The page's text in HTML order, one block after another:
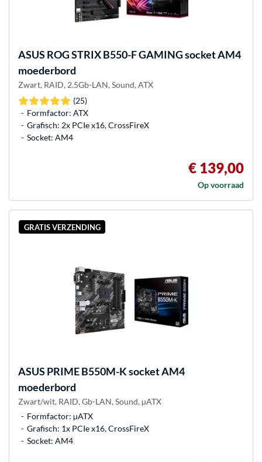
ASUS ROG STRIX B550-F GAMING socket AM4
moederbord
Zwart, RAID, 2.5Gb-LAN, Sound, ATX
(25)
Formfactor: ATX
Grafisch: 2x PCIe x16, CrossFireX
Socket: AM4
€ 139,00
Op voorraad
GRATIS VERZENDING
ASUS PRIME B550M-K socket AM4
moederbord
Zwart/wit, RAID, Gb-LAN, Sound, µATX
Formfactor: µATX
Grafisch: 1x PCIe x16, CrossFireX
Socket: AM4